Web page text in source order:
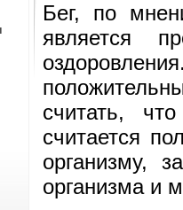
Бег, по
является
считать,
считается
организму,
организма и